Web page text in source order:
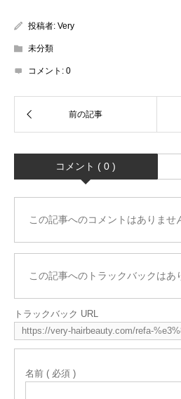
投稿者: Very
未分類
コメント: 0
コメント ( 0 )
この記事へのコメントはありませ
この記事へのトラックバックはあ
トラックバック URL
名前 ( 必須 )